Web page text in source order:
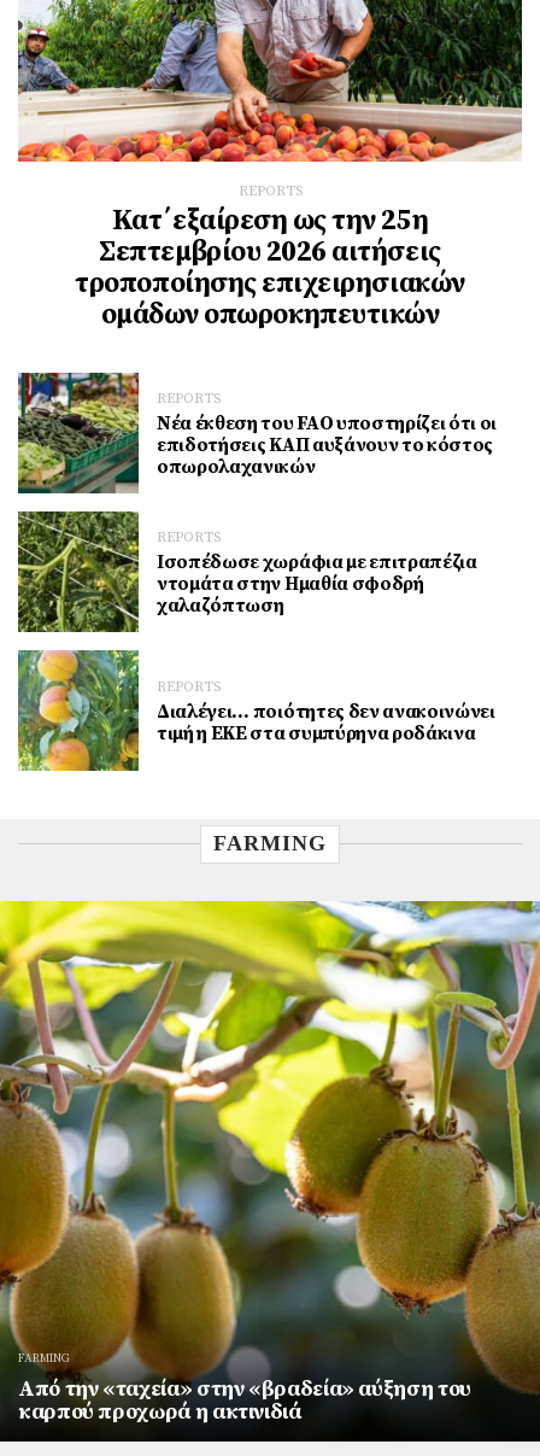
REPORTS
Κατ΄εξαίρεση ως την 25η
Σεπτεμβρίου 2026 αιτήσεις
τροποποίησης επιχειρησιακών
ομάδων οπωροκηπευτικών
REPORTS
Νέα έκθεση του FAO υποστηρίζει ότι οι
επιδοτήσεις ΚΑΠ αυξάνουν το κόστος
οπωρολαχανικών
REPORTS
Ισοπέδωσε χωράφια με επιτραπέζια
ντομάτα στην Ημαθία σφοδρή
χαλαζόπτωση
REPORTS
Διαλέγει… ποιότητες δεν ανακοινώνει
τιμή η ΕΚΕ στα συμπύρηνα ροδάκινα
FARMING
FARMING
Από την «ταχεία» στην «βραδεία» αύξηση του
καρπού προχωρά η ακτινιδιά